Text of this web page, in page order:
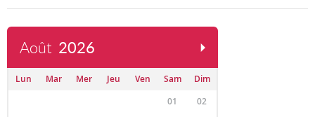
Août 2026
Lun Mar Mer Jeu Ven Sam
Dim
01
02